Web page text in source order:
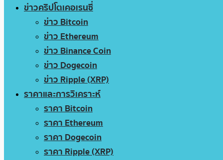
ข่าวคริปโตเคอเรนซี่
ข่าว Bitcoin
ข่าว Ethereum
ข่าว Binance Coin
ข่าว Dogecoin
ข่าว Ripple (XRP)
ราคาและการวิเคราะห์
ราคา Bitcoin
ราคา Ethereum
ราคา Dogecoin
ราคา Ripple (XRP)